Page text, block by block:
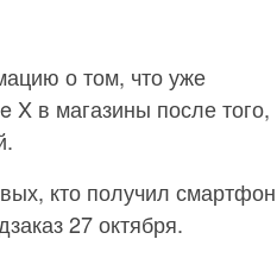
о том, что уже
X в магазины после того,
кто получил смартфон
27 октября.